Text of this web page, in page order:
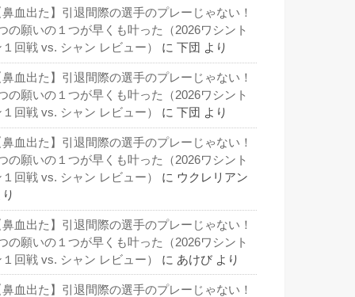
鼻血出た】引退間際の選手のプレーじゃない！
の願いの１つが早くも叶った（2026ワシント
１回戦 vs. シャン レビュー）
に 下団 より
鼻血出た】引退間際の選手のプレーじゃない！
の願いの１つが早くも叶った（2026ワシント
１回戦 vs. シャン レビュー）
に 下団 より
鼻血出た】引退間際の選手のプレーじゃない！
の願いの１つが早くも叶った（2026ワシント
１回戦 vs. シャン レビュー）
に ウクレリアン
鼻血出た】引退間際の選手のプレーじゃない！
の願いの１つが早くも叶った（2026ワシント
１回戦 vs. シャン レビュー）
に あけび より
鼻血出た】引退間際の選手のプレーじゃない！